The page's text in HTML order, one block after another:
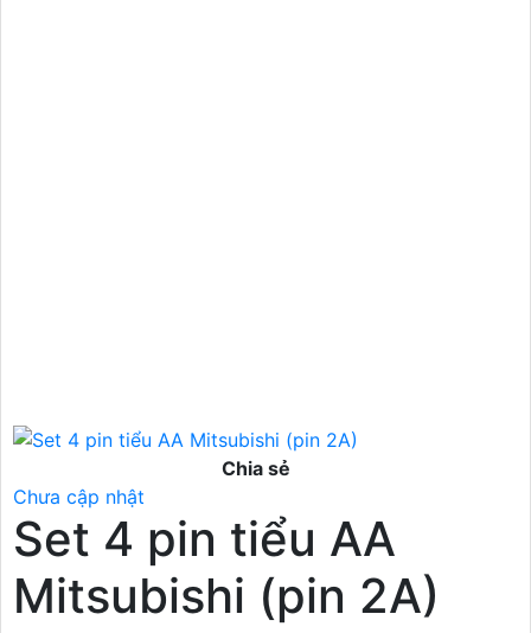
Chia sẻ
Chưa cập nhật
Set 4 pin tiểu AA
Mitsubishi (pin 2A)